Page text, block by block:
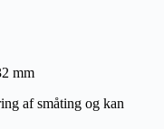
mm
af småting og kan